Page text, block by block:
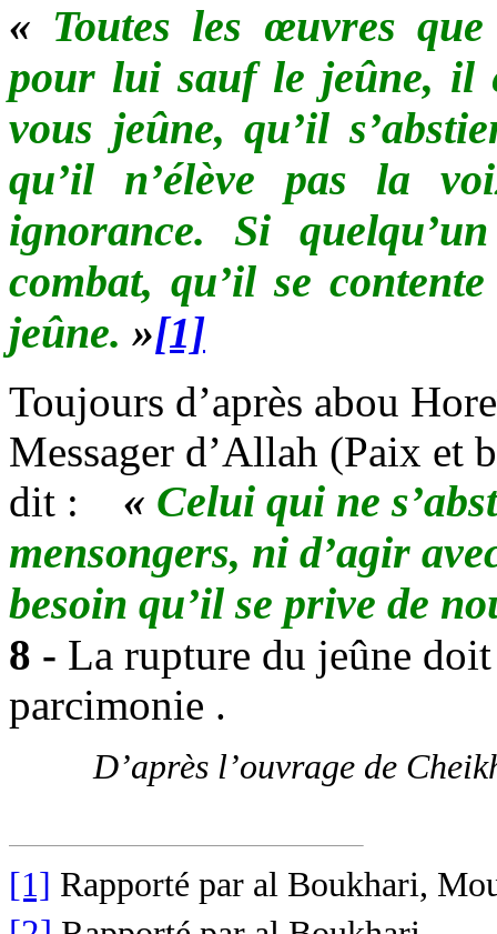
« Toutes les œuvres
pour lui sauf le jeûne, il
vous jeûne, qu’il
qu’il n’élève pas la
ignorance.
Si
combat, qu’il se
jeûne. »[1]
Toujours d’après abou
Messager d’Allah (Paix et
dit :
« Celui qui ne
mensongers, ni d’agir
besoin qu’il se prive de
8 - La rupture du jeûne
parcimonie .
D’après l’ouvrage de
[1] Rapporté par al Boukhari,